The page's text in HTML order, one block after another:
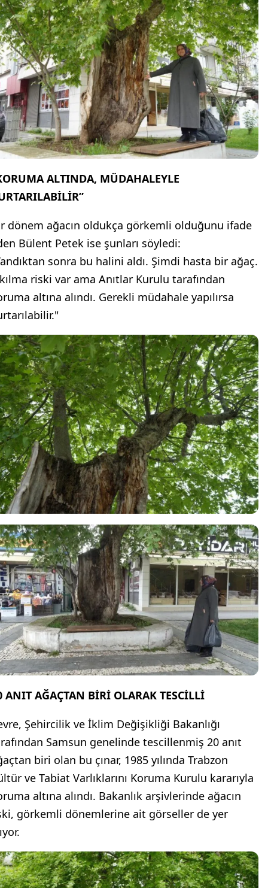
ALTINDA, MÜDAHALEYLE
dönem ağacın oldukça görkemli olduğunu ifade
Bülent Petek ise şunları söyledi:
sonra bu halini aldı. Şimdi hasta bir ağaç.
riski var ama Anıtlar Kurulu tarafından
altına alındı. Gerekli müdahale yapılırsa
ANIT AĞAÇTAN BİRİ OLARAK TESCİLLİ
Şehircilik ve İklim Değişikliği Bakanlığı
Samsun genelinde tescillenmiş 20 anıt
biri olan bu çınar, 1985 yılında Trabzon
ve Tabiat Varlıklarını Koruma Kurulu kararıyla
altına alındı. Bakanlık arşivlerinde ağacın
görkemli dönemlerine ait görseller de yer